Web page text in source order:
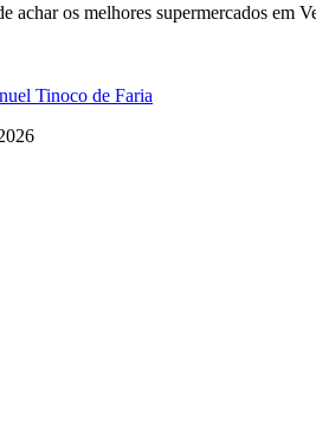
achar os melhores supermercados em
Tinoco de Faria